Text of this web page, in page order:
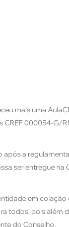
mais uma
000054-G/
a
ser entregue na
em
todos, pois
do Conselho.